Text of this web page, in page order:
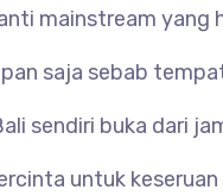
mainstream yang
saja sebab
sendiri buka dari
untuk